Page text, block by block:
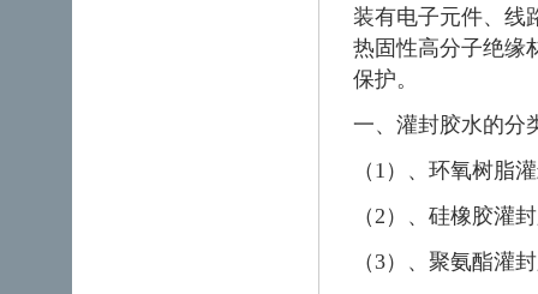
装有电子元件、线
热固性高分子绝缘
保护。
一、灌封胶水的分
（1）、环氧树脂
（2）、硅橡胶灌
（3）、聚氨酯灌